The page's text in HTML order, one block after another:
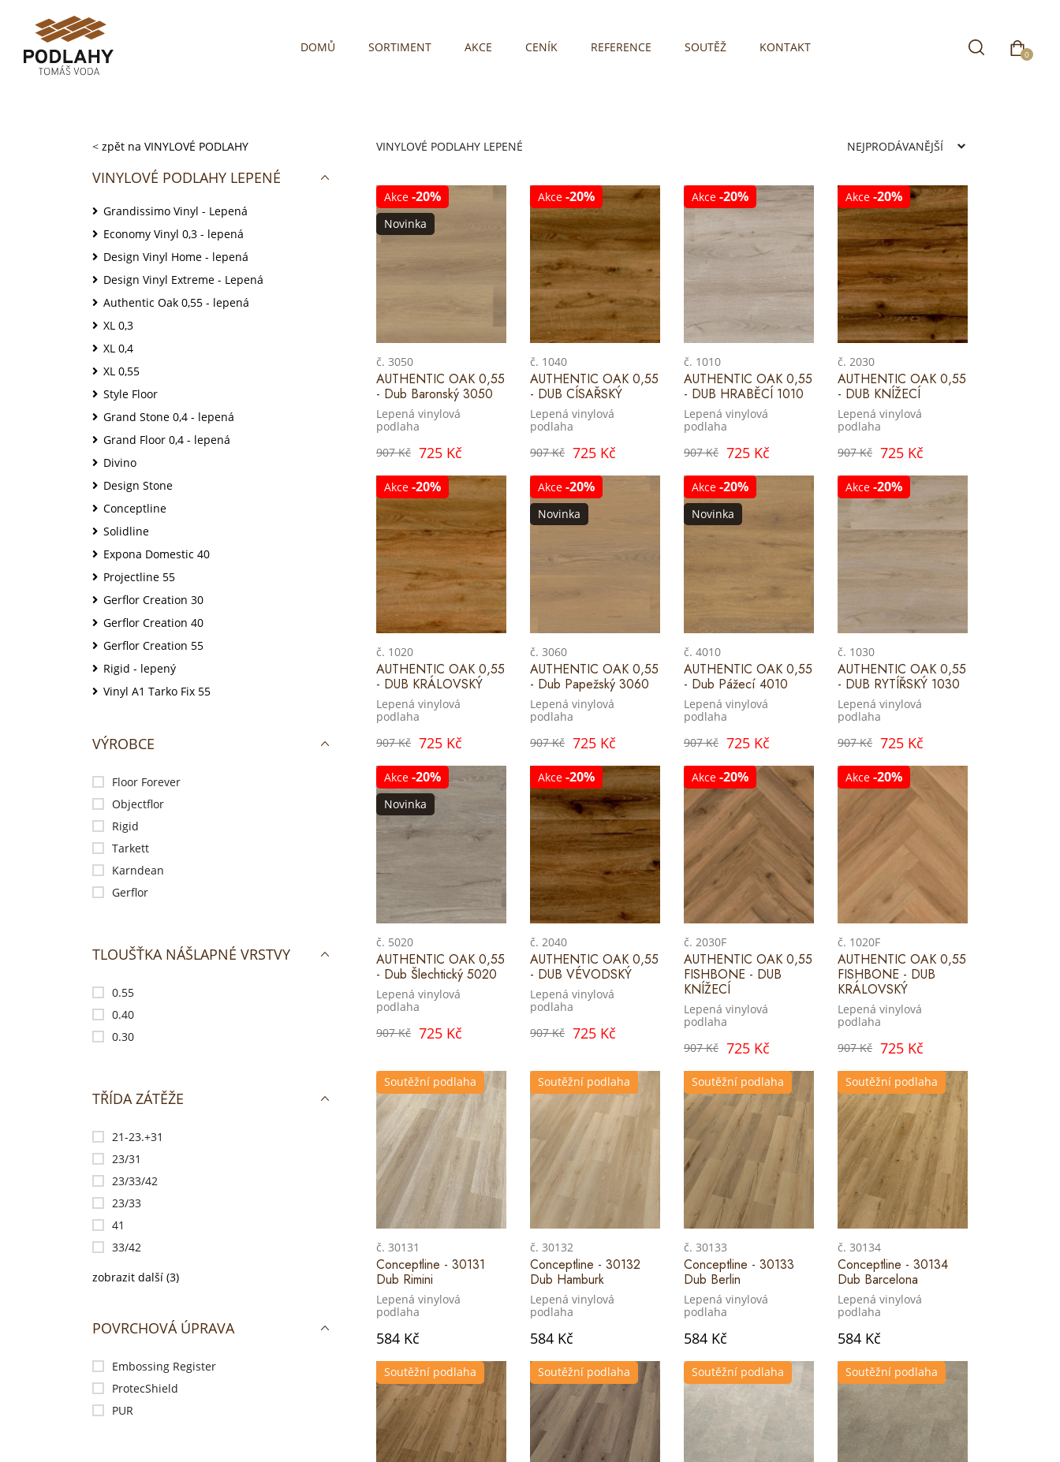
DOMŮ SORTIMENT AKCE CENÍK REFERENCE SOUTĚŽ KONTAKT 0
< zpět na VINYLOVÉ PODLAHY
VINYLOVÉ PODLAHY LEPENÉ
Grandissimo Vinyl - Lepená
Economy Vinyl 0,3 - lepená
Design Vinyl Home - lepená
Design Vinyl Extreme - Lepená
Authentic Oak 0,55 - lepená
XL 0,3
XL 0,4
XL 0,55
Style Floor
Grand Stone 0,4 - lepená
Grand Floor 0,4 - lepená
Divino
Design Stone
Conceptline
Solidline
Expona Domestic 40
Projectline 55
Gerflor Creation 30
Gerflor Creation 40
Gerflor Creation 55
Rigid - lepený
Vinyl A1 Tarko Fix 55
VÝROBCE
Floor Forever
Objectflor
Rigid
Tarkett
Karndean
Gerflor
TLOUŠŤKA NÁŠLAPNÉ VRSTVY
0.55
0.40
0.30
TŘÍDA ZÁTĚŽE
21-23.+31
23/31
23/33/42
23/33
41
33/42
zobrazit další (3)
POVRCHOVÁ ÚPRAVA
Embossing Register
ProtecShield
PUR
VINYLOVÉ PODLAHY LEPENÉ
Akce -20%
Novinka
č. 3050
AUTHENTIC OAK 0,55
- Dub Baronský 3050
Lepená vinylová
podlaha
907 Kč 725 Kč
Akce -20%
č. 1040
AUTHENTIC OAK 0,55
- DUB CÍSAŘSKÝ
Lepená vinylová
podlaha
907 Kč 725 Kč
Akce -20%
č. 1010
AUTHENTIC OAK 0,55
- DUB HRABĚCÍ 1010
Lepená vinylová
podlaha
907 Kč 725 Kč
Akce -20%
č. 2030
AUTHENTIC OAK 0,55
- DUB KNÍŽECÍ
Lepená vinylová
podlaha
907 Kč 725 Kč
Akce -20%
č. 1020
AUTHENTIC OAK 0,55
- DUB KRÁLOVSKÝ
Lepená vinylová
podlaha
907 Kč 725 Kč
Akce -20%
Novinka
č. 3060
AUTHENTIC OAK 0,55
- Dub Papežský 3060
Lepená vinylová
podlaha
907 Kč 725 Kč
Akce -20%
Novinka
č. 4010
AUTHENTIC OAK 0,55
- Dub Pážecí 4010
Lepená vinylová
podlaha
907 Kč 725 Kč
Akce -20%
č. 1030
AUTHENTIC OAK 0,55
- DUB RYTÍŘSKÝ 1030
Lepená vinylová
podlaha
907 Kč 725 Kč
Akce -20%
Novinka
č. 5020
AUTHENTIC OAK 0,55
- Dub Šlechtický 5020
Lepená vinylová
podlaha
907 Kč 725 Kč
Akce -20%
č. 2040
AUTHENTIC OAK 0,55
- DUB VÉVODSKÝ
Lepená vinylová
podlaha
907 Kč 725 Kč
Akce -20%
č. 2030F
AUTHENTIC OAK 0,55
FISHBONE - DUB
KNÍŽECÍ
Lepená vinylová
podlaha
907 Kč 725 Kč
Akce -20%
č. 1020F
AUTHENTIC OAK 0,55
FISHBONE - DUB
KRÁLOVSKÝ
Lepená vinylová
podlaha
907 Kč 725 Kč
Soutěžní podlaha
č. 30131
Conceptline - 30131
Dub Rimini
Lepená vinylová
podlaha
584 Kč
Soutěžní podlaha
č. 30132
Conceptline - 30132
Dub Hamburk
Lepená vinylová
podlaha
584 Kč
Soutěžní podlaha
č. 30133
Conceptline - 30133
Dub Berlin
Lepená vinylová
podlaha
584 Kč
Soutěžní podlaha
č. 30134
Conceptline - 30134
Dub Barcelona
Lepená vinylová
podlaha
584 Kč
Soutěžní podlaha Soutěžní podlaha Soutěžní podlaha Soutěžní podlaha